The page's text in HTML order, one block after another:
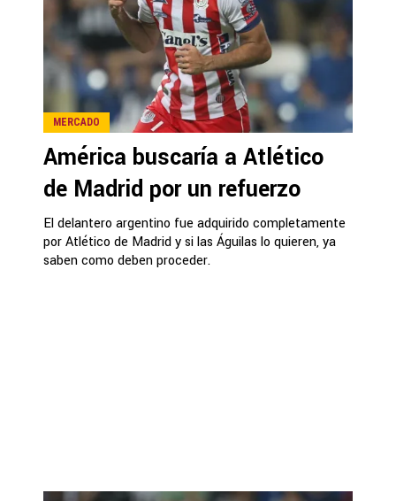
MERCADO
América buscaría a Atlético
de Madrid por un refuerzo
El delantero argentino fue adquirido completamente
por Atlético de Madrid y si las Águilas lo quieren, ya
saben como deben proceder.